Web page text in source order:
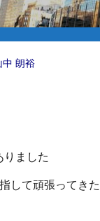
中 朗裕
りました
して頑張ってき